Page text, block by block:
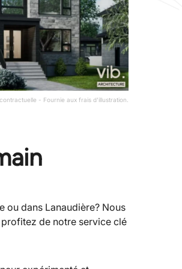
- Fournie aux frais d'illustration.
ou dans Lanaudière? Nous
de notre service clé